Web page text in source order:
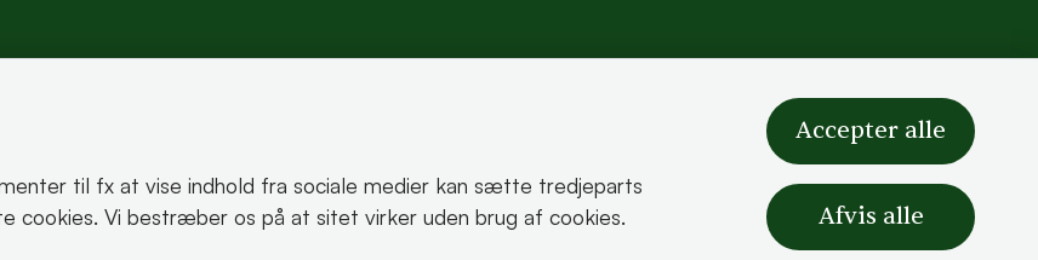
til fx at vise indhold fra sociale medier kan sætte tredjeparts
Vi bestræber os på at sitet virker uden brug af cookies.
Accepter alle
Afvis alle